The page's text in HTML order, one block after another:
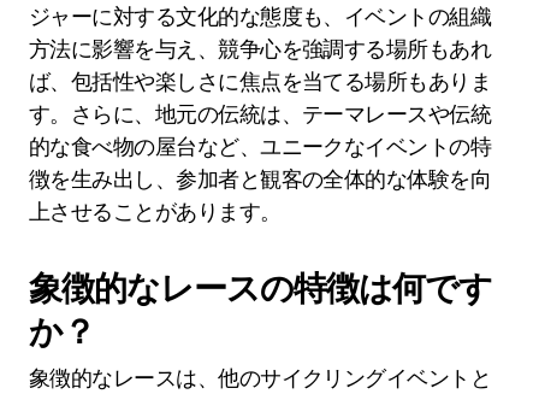
ジャーに対する文化的な態度も、イベントの組織
方法に影響を与え、競争心を強調する場所もあれ
ば、包括性や楽しさに焦点を当てる場所もありま
す。さらに、地元の伝統は、テーマレースや伝統
的な食べ物の屋台など、ユニークなイベントの特
徴を生み出し、参加者と観客の全体的な体験を向
上させることがあります。
象徴的なレースの特徴は何です
か？
象徴的なレースは、他のサイクリングイベントと